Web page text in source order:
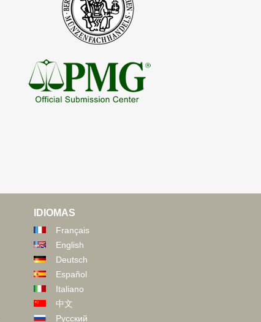
IDIOMAS
Français
English
Deutsch
Español
Italiano
中文
Русский